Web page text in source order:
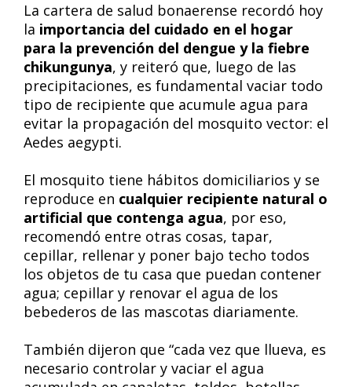
La cartera de salud bonaerense recordó hoy
la importancia del cuidado en el hogar
para la prevención del dengue y la fiebre
chikungunya, y reiteró que, luego de las
precipitaciones, es fundamental vaciar todo
tipo de recipiente que acumule agua para
evitar la propagación del mosquito vector: el
Aedes aegypti.
El mosquito tiene hábitos domiciliarios y se
reproduce en cualquier recipiente natural o
artificial que contenga agua, por eso,
recomendó entre otras cosas, tapar,
cepillar, rellenar y poner bajo techo todos
los objetos de tu casa que puedan contener
agua; cepillar y renovar el agua de los
bebederos de las mascotas diariamente.
También dijeron que “cada vez que llueva, es
necesario controlar y vaciar el agua